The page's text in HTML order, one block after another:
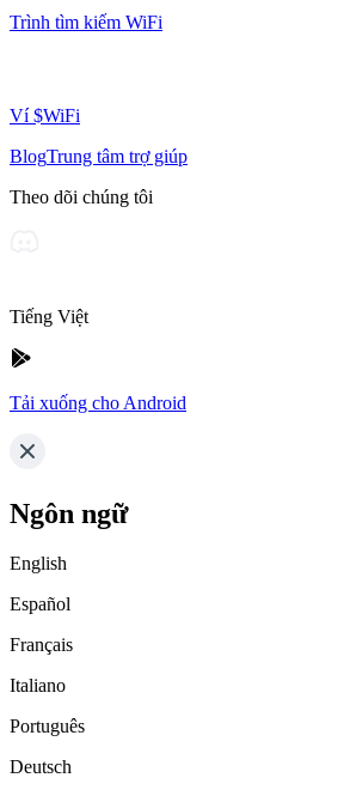
Trình tìm kiếm WiFi
Ví $WiFi
BlogTrung tâm trợ giúp
Theo dõi chúng tôi
Tiếng Việt
Tải xuống cho Android
Ngôn ngữ
English
Español
Français
Italiano
Português
Deutsch